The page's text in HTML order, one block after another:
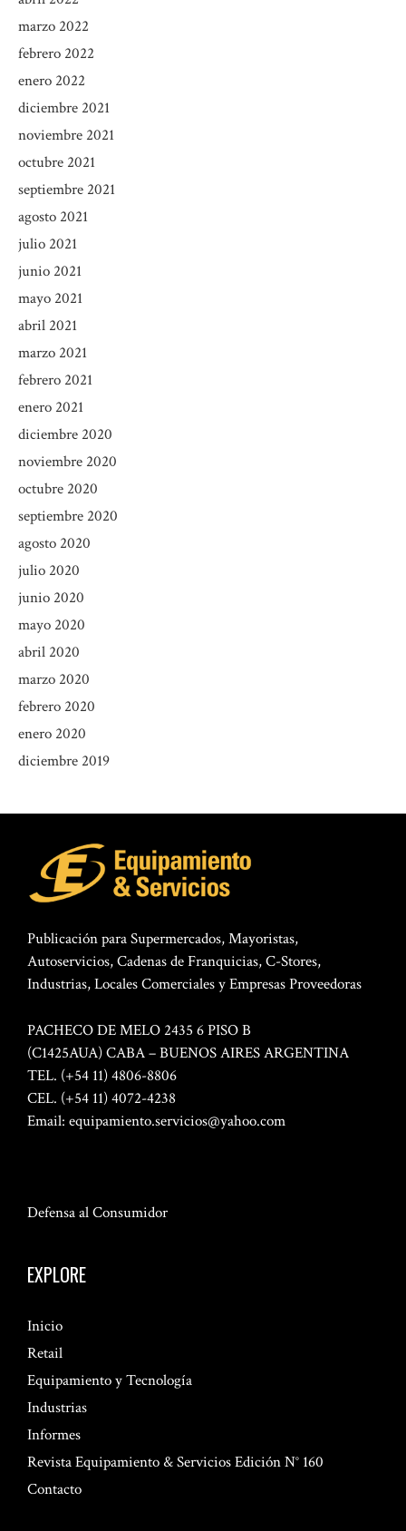
marzo 2022
febrero 2022
enero 2022
diciembre 2021
noviembre 2021
octubre 2021
septiembre 2021
agosto 2021
julio 2021
junio 2021
mayo 2021
abril 2021
marzo 2021
febrero 2021
enero 2021
diciembre 2020
noviembre 2020
octubre 2020
septiembre 2020
agosto 2020
julio 2020
junio 2020
mayo 2020
abril 2020
marzo 2020
febrero 2020
enero 2020
diciembre 2019
Publicación para Supermercados, Mayoristas,
Autoservicios, Cadenas de Franquicias, C-Stores,
Industrias, Locales Comerciales y Empresas Proveedoras
PACHECO DE MELO 2435 6 PISO B
(C1425AUA) CABA – BUENOS AIRES ARGENTINA
TEL. (+54 11) 4806-8806
CEL. (+54 11) 4072-4238
Email: equipamiento.servicios@yahoo.com
Defensa al Consumidor
EXPLORE
Inicio
Retail
Equipamiento y Tecnología
Industrias
Informes
Revista Equipamiento & Servicios Edición N° 160
Contacto